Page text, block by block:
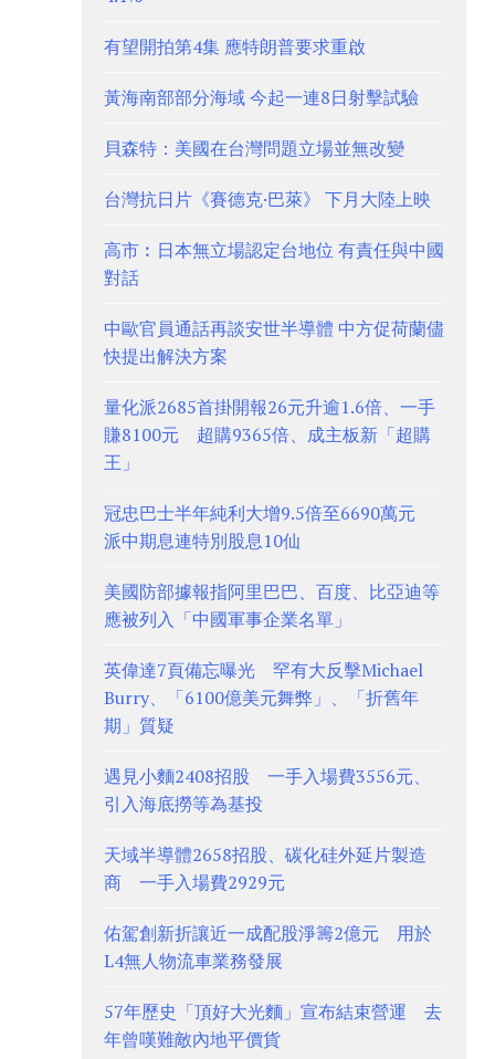
有望開拍第4集 應特朗普要求重啟
黃海南部部分海域 今起一連8日射擊試驗
貝森特：美國在台灣問題立場並無改變
台灣抗日片《賽德克·巴萊》 下月大陸上映
高市︰日本無立場認定台地位 有責任與中國
對話
中歐官員通話再談安世半導體 中方促荷蘭儘
快提出解決方案
量化派2685首掛開報26元升逾1.6倍、一手
賺8100元 超購9365倍、成主板新「超購
王」
冠忠巴士半年純利大增9.5倍至6690萬元
派中期息連特別股息10仙
美國防部據報指阿里巴巴、百度、比亞迪等
應被列入「中國軍事企業名單」
英偉達7頁備忘曝光 罕有大反擊Michael
Burry、「6100億美元舞弊」、「折舊年
期」質疑
遇見小麵2408招股 一手入場費3556元、
引入海底撈等為基投
天域半導體2658招股、碳化硅外延片製造
商 一手入場費2929元
佑駕創新折讓近一成配股淨籌2億元 用於
L4無人物流車業務發展
57年歷史「頂好大光麵」宣布結束營運 去
年曾嘆難敵內地平價貨